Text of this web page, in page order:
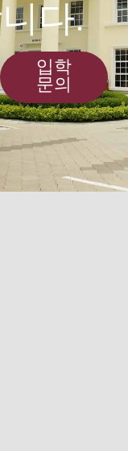
다.
입학
문의